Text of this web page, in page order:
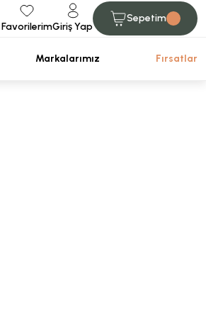
FavorilerimGiriş Yap
Sepetim
Markalarımız Fırsatlar